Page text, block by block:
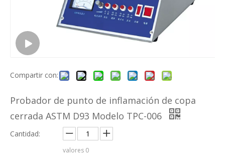
Compartir con:
Probador de punto de inflamación de copa
cerrada ASTM D93 Modelo TPC-006
Cantidad:
valores 0